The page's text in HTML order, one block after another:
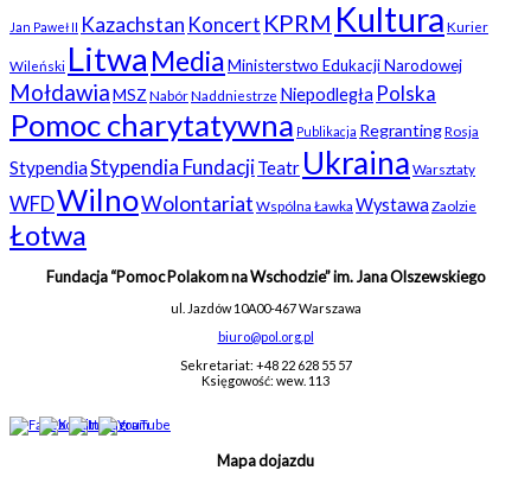
Jan Paweł II Kazachstan Koncert KPRM Kultura Kurier
Wileński Litwa MediaMinisterstwo Edukacji Narodowej
MołdawiaMSZ NabórNaddniestrze Niepodległa Polska
Pomoc charytatywna Publikacja RegrantingRosja
StypendiaStypendia FundacjiTeatr Ukraina Warsztaty
WFDWilnoWolontariat Wspólna Ławka Wystawa Zaolzie
Łotwa
Fundacja “Pomoc Polakom na Wschodzie” im. Jana Olszewskiego
ul. Jazdów 10A00-467 Warszawa
biuro@pol.org.pl
Sekretariat: +48 22 628 55 57
Księgowość: wew. 113
Mapa dojazdu